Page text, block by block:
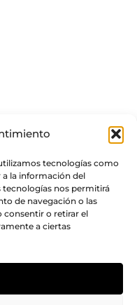
tecnologías como
a la información del
nos permitirá
de navegación o las
consentir o retirar el
a ciertas